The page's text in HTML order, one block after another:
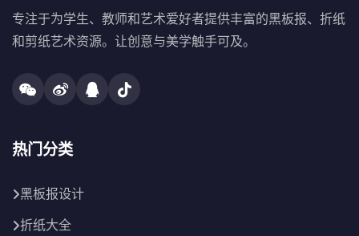
专注于为学生、教师和艺术爱好者提供丰富的黑板报、折纸
和剪纸艺术资源。让创意与美学触手可及。
热门分类
黑板报设计
折纸大全